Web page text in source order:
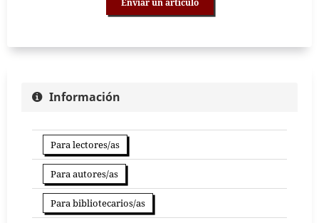
Enviar un artículo
Información
Para lectores/as
Para autores/as
Para bibliotecarios/as